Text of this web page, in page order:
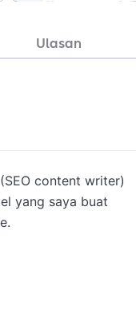
Ulasan
content writer)
yang saya buat